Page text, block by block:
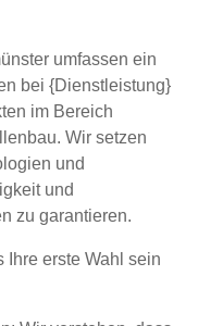
umfassen ein
bei {Dienstleistung}
im Bereich
Wir setzen
und
und
zu garantieren.
Ihre erste Wahl sein